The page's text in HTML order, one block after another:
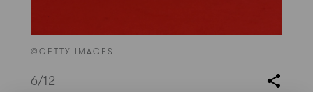
©GETTY IMAGES
6/12